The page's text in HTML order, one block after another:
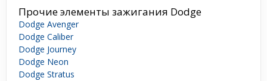
Прочие элементы зажигания Dodge
Dodge Avenger
Dodge Caliber
Dodge Journey
Dodge Neon
Dodge Stratus